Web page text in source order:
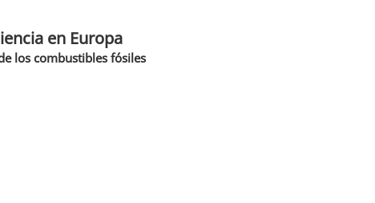
en Europa
los combustibles fósiles